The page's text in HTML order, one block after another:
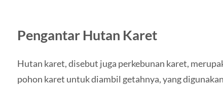
Pengantar Hutan Karet
Hutan karet, disebut juga perkebunan karet,
pohon karet untuk diambil getahnya, yang